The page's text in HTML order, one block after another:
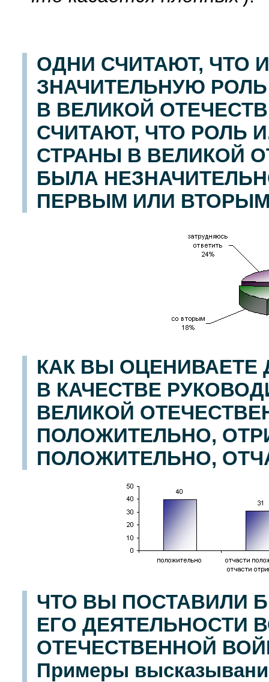
ОДНИ СЧИТАЮТ, ЧТО
ЗНАЧИТЕЛЬНУЮ
В ВЕЛИКОЙ
СЧИТАЮТ, ЧТО РОЛЬ
СТРАНЫ В ВЕЛИКОЙ
БЫЛА
ПЕРВЫМ ИЛИ
КАК ВЫ ОЦЕНИВАЕТЕ
В КАЧЕСТВЕ
ВЕЛИКОЙ
ПОЛОЖИТЕЛЬНО,
ПОЛОЖИТЕЛЬНО,
ЧТО ВЫ ПОСТАВИЛИ
ЕГО ДЕЯТЕЛЬНОСТИ
ОТЕЧЕСТВЕННОЙ
Примеры